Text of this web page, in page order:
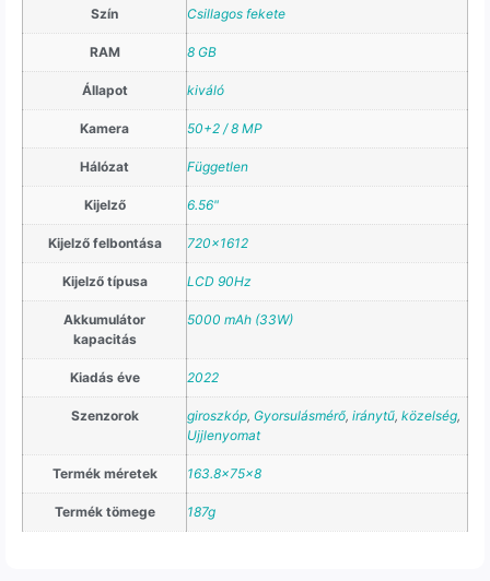
Szín Csillagos fekete
RAM 8 GB
Állapot kiváló
Kamera 50+2 / 8 MP
Hálózat Független
Kijelző 6.56"
Kijelző felbontása 720×1612
Kijelző típusa LCD 90Hz
Akkumulátor
kapacitás
5000 mAh (33W)
Kiadás éve 2022
Szenzorok giroszkóp, Gyorsulásmérő, iránytű, közelség,
Ujjlenyomat
Termék méretek 163.8x75x8
Termék tömege 187g